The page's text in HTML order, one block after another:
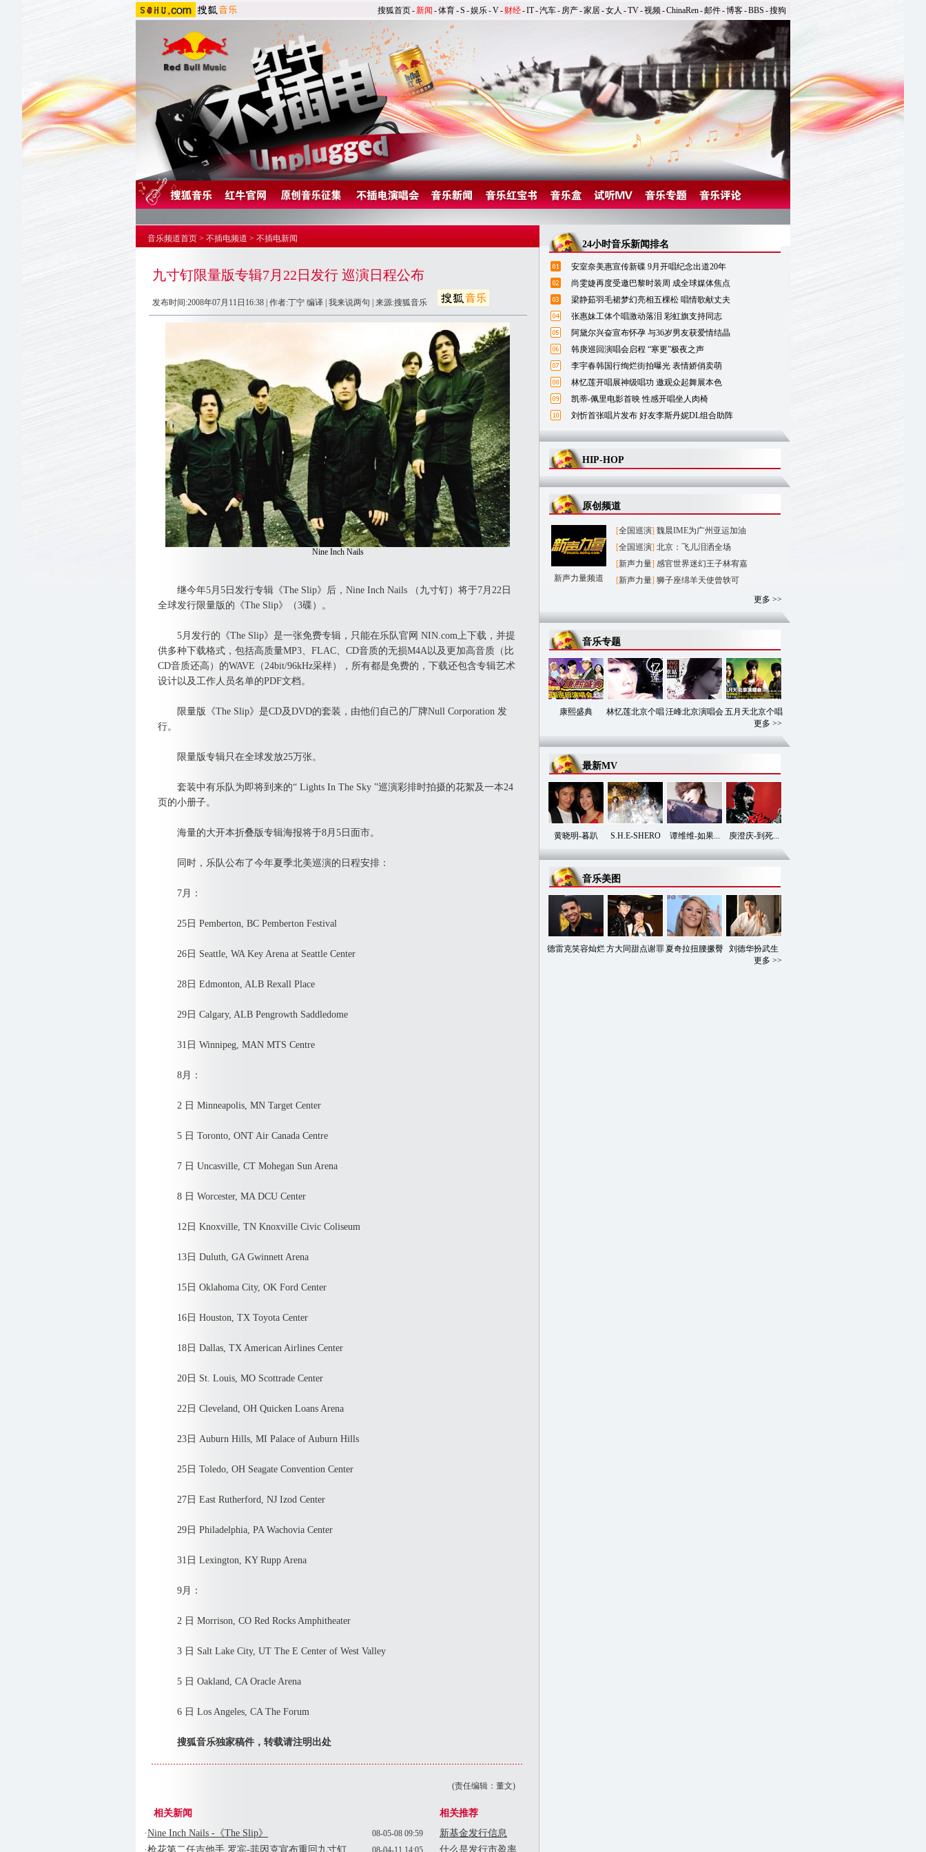
搜狐首页-新闻 -体育-S -娱乐-V- 财经-IT-汽车- 房产-家居-女人 -TV-视频-ChinaRen-邮件-博客-BBS -搜狗
音乐频道首页 > 不插电频道 > 不插电新闻
九寸钉限量版专辑7月22日发行 巡演日程公布
发布时间:2008年07月11日16:38 | 作者:丁宁 编译 | 我来说两句 | 来源:搜狐音乐
Nine Inch Nails
继今年5月5日发行专辑《The Slip》后，Nine Inch Nails （九寸钉）将于7月22日
全球发行限量版的《The Slip》（3碟）。
5月发行的《The Slip》是一张免费专辑，只能在乐队官网 NIN.com上下载，并提
供多种下载格式，包括高质量MP3、FLAC、CD音质的无损M4A以及更加高音质（比
CD音质还高）的WAVE（24bit/96kHz采样），所有都是免费的，下载还包含专辑艺术
设计以及工作人员名单的PDF文档。
限量版《The Slip》是CD及DVD的套装，由他们自己的厂牌Null Corporation 发
行。
限量版专辑只在全球发放25万张。
套装中有乐队为即将到来的“ Lights In The Sky ”巡演彩排时拍摄的花絮及一本24
页的小册子。
海量的大开本折叠版专辑海报将于8月5日面市。
同时，乐队公布了今年夏季北美巡演的日程安排：
7月：
25日 Pemberton, BC Pemberton Festival
26日 Seattle, WA Key Arena at Seattle Center
28日 Edmonton, ALB Rexall Place
29日 Calgary, ALB Pengrowth Saddledome
31日 Winnipeg, MAN MTS Centre
8月：
2 日 Minneapolis, MN Target Center
5 日 Toronto, ONT Air Canada Centre
7 日 Uncasville, CT Mohegan Sun Arena
8 日 Worcester, MA DCU Center
12日 Knoxville, TN Knoxville Civic Coliseum
13日 Duluth, GA Gwinnett Arena
15日 Oklahoma City, OK Ford Center
16日 Houston, TX Toyota Center
18日 Dallas, TX American Airlines Center
20日 St. Louis, MO Scottrade Center
22日 Cleveland, OH Quicken Loans Arena
23日 Auburn Hills, MI Palace of Auburn Hills
25日 Toledo, OH Seagate Convention Center
27日 East Rutherford, NJ Izod Center
29日 Philadelphia, PA Wachovia Center
31日 Lexington, KY Rupp Arena
9月：
2 日 Morrison, CO Red Rocks Amphitheater
3 日 Salt Lake City, UT The E Center of West Valley
5 日 Oakland, CA Oracle Arena
6 日 Los Angeles, CA The Forum
搜狐音乐独家稿件，转载请注明出处
(责任编辑：董文)
相关新闻
08-05-08 09:59
·Nine Inch Nails -《The Slip》
08-04-11 14:05
·枪花第二任吉他手 罗宾-菲因克宣布重回九寸钉
相关推荐
新基金发行信息
什么是发行市盈率
24小时音乐新闻排名
安室奈美惠宣传新碟 9月开唱纪念出道20年
尚雯婕再度受邀巴黎时装周 成全球媒体焦点
梁静茹羽毛裙梦幻亮相五棵松 唱情歌献丈夫
张惠妹工体个唱激动落泪 彩虹旗支持同志
阿黛尔兴奋宣布怀孕 与36岁男友获爱情结晶
韩庚巡回演唱会启程 “寒更”极夜之声
李宇春韩国行绚烂街拍曝光 表情娇俏卖萌
林忆莲开唱展神级唱功 邀观众起舞展本色
凯蒂-佩里电影首映 性感开唱坐人肉椅
刘忻首张唱片发布 好友李斯丹妮DL组合助阵
HIP-HOP
原创频道
新声力量频道
[全国巡演] 魏晨IME为广州亚运加油
[全国巡演] 北京：飞儿泪洒全场
[新声力量] 感官世界迷幻王子林宥嘉
[新声力量] 狮子座绵羊天使曾轶可
更多 >>
音乐专题
康熙盛典 林忆莲北京个唱汪峰北京演唱会五月天北京个唱
更多 >>
最新MV
黄晓明-暮趴 S.H.E-SHERO 谭维维-如果... 庾澄庆-到死...
音乐美图
德雷克笑容灿烂方大同甜点谢罪夏奇拉扭腰撅臀 刘德华扮武生
更多 >>